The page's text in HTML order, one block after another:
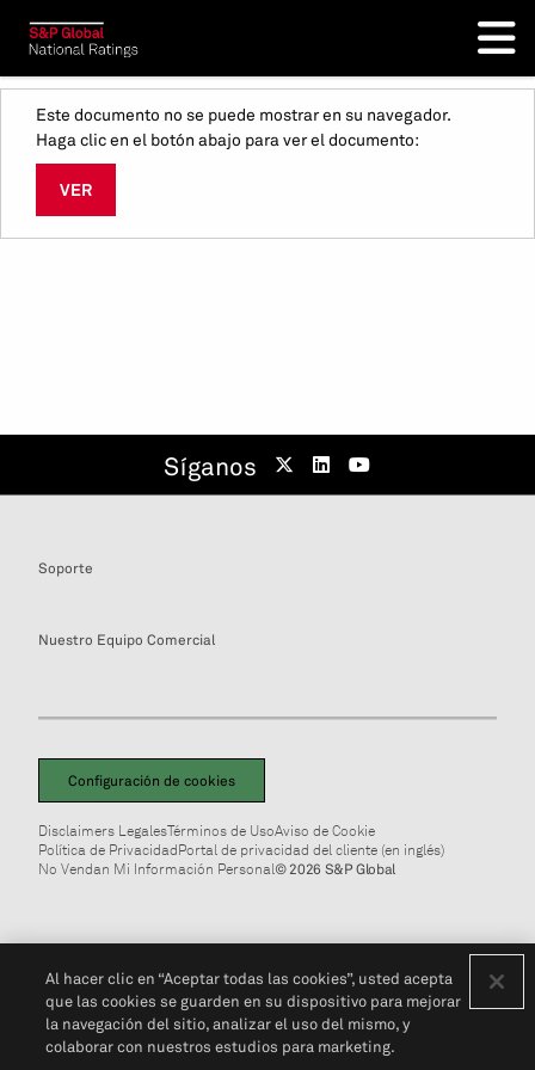
Este documento no se puede mostrar en su navegador.
Haga clic en el botón abajo para ver el documento:
VER
Síganos
Soporte
Nuestro Equipo Comercial
Configuración de cookies
Disclaimers LegalesTérminos de UsoAviso de Cookie
Política de PrivacidadPortal de privacidad del cliente (en inglés)
No Vendan Mi Información Personal© 2026 S&P Global
Al hacer clic en “Aceptar todas las cookies”, usted acepta
que las cookies se guarden en su dispositivo para mejorar
la navegación del sitio, analizar el uso del mismo, y
colaborar con nuestros estudios para marketing.